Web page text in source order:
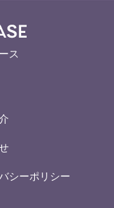
ス
シーポリシー